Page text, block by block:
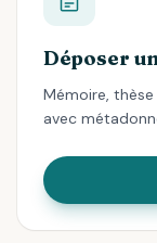
Déposer
Mémoire,
avec